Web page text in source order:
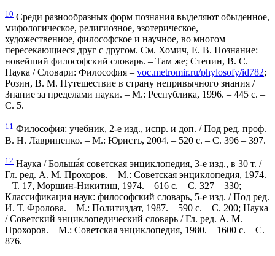
10 Среди разнообразных форм познания выделяют обыденное,
мифологическое, религиозное, эзотерическое,
художественное, философское и научное, во многом
пересекающиеся друг с другом. См. Хомич, Е. В. Познание:
новейший философский словарь. – Там же; Степин, B. С.
Наука / Словари: Философия – voc.metromir.ru/phylosofy/id782;
Розин, В. М. Путешествие в страну непривычного знания /
Знание за пределами науки. – М.: Республика, 1996. – 445 с. –
С. 5.
11 Философия: учебник, 2-е изд., испр. и доп. / Под ред. проф.
В. Н. Лавриненко. – M.: Юристъ, 2004. – 520 с. – С. 396 – 397.
12 Наука / Больша́я советская энциклопедия, 3-е изд., в 30 т. /
Гл. ред. А. М. Прохоров. – М.: Советская энциклопедия, 1974.
– Т. 17, Моршин-Никитиш, 1974. – 616 с. – С. 327 – 330;
Классификация наук: философский словарь, 5-е изд. / Под ред.
И. Т. Фролова. – М.: Политиздат, 1987. – 590 с. – С. 200; Наука
/ Советский энциклопедический словарь / Гл. ред. А. М.
Прохоров. – М.: Советская энциклопедия, 1980. – 1600 с. – С.
876.